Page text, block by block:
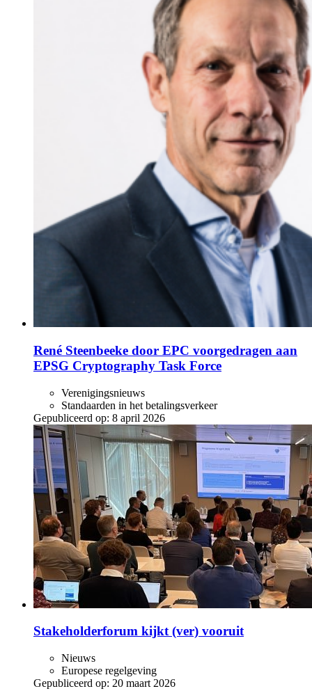
René Steenbeeke door EPC voorgedragen aan
EPSG Cryptography Task Force
Verenigingsnieuws
Standaarden in het betalingsverkeer
Gepubliceerd op: 8 april 2026
Stakeholderforum kijkt (ver) vooruit
Nieuws
Europese regelgeving
Gepubliceerd op: 20 maart 2026